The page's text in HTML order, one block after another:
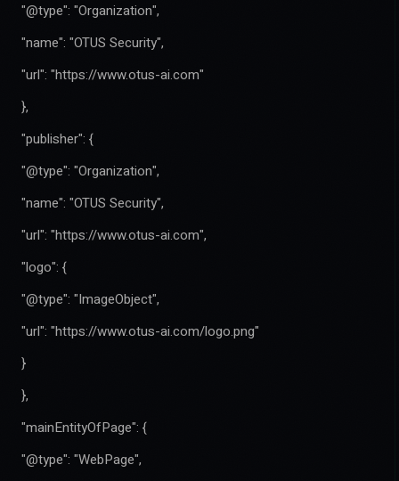
"@type": "Organization",
"name": "OTUS Security",
"url": "https://www.otus-ai.com"
},
"publisher": {
"@type": "Organization",
"name": "OTUS Security",
"url": "https://www.otus-ai.com",
"logo": {
"@type": "ImageObject",
"url": "https://www.otus-ai.com/logo.png"
}
},
"mainEntityOfPage": {
"@type": "WebPage",